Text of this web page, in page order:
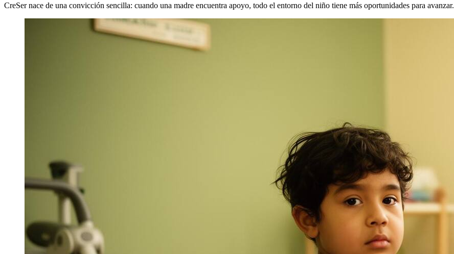
CreSer nace de una convicción sencilla: cuando una madre encuentra apoyo, todo el entorno del niño tiene más oportunidades para avanzar.